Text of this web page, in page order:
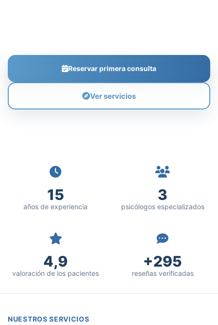
Reservar primera consulta
Ver servicios
15
años de experiencia
3
psicólogos especializados
4,9
valoración de los pacientes
+295
reseñas verificadas
NUESTROS SERVICIOS